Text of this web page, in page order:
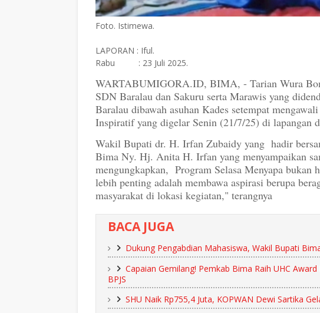
Foto. Istimewa.
LAPORAN : Iful.
Rabu : 23 Juli 2025.
WARTABUMIGORA.ID, BIMA, - Tarian Wura
SDN Baralau dan Sakuru serta Marawis yang
Baralau dibawah asuhan Kades setempat
Inspiratif yang digelar Senin (21/7/25) di lapangan
Wakil Bupati dr. H. Irfan Zubaidy yang hadir
Bima Ny. Hj. Anita H. Irfan yang menyampaikan
mengungkapkan, Program Selasa Menyapa bukan
lebih penting adalah membawa aspirasi berupa
masyarakat di lokasi kegiatan," terangnya
BACA JUGA
Dukung Pengabdian Mahasiswa, Wakil Bupati
Capaian Gemilang! Pemkab Bima Raih UHC
BPJS
SHU Naik Rp755,4 Juta, KOPWAN Dewi Sartika